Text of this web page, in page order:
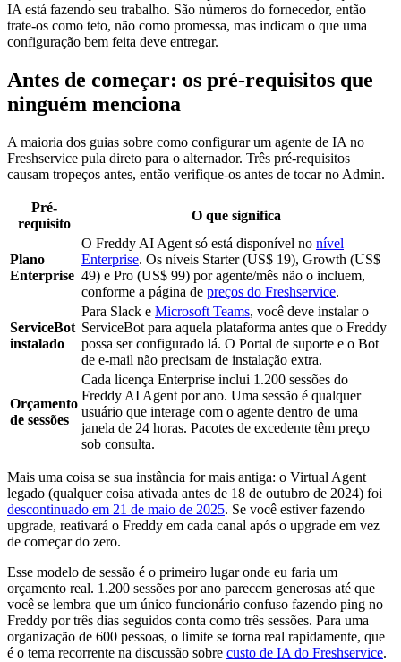
IA está fazendo seu trabalho. São números do fornecedor, então
trate-os como teto, não como promessa, mas indicam o que uma
configuração bem feita deve entregar.
Antes de começar: os pré-requisitos que
ninguém menciona
A maioria dos guias sobre como configurar um agente de IA no
Freshservice pula direto para o alternador. Três pré-requisitos
causam tropeços antes, então verifique-os antes de tocar no Admin.
Pré-
requisito
O que significa
Plano
Enterprise
O Freddy AI Agent só está disponível no nível
Enterprise. Os níveis Starter (US$ 19), Growth (US$
49) e Pro (US$ 99) por agente/mês não o incluem,
conforme a página de preços do Freshservice.
ServiceBot
instalado
Para Slack e Microsoft Teams, você deve instalar o
ServiceBot para aquela plataforma antes que o Freddy
possa ser configurado lá. O Portal de suporte e o Bot
de e-mail não precisam de instalação extra.
Orçamento
de sessões
Cada licença Enterprise inclui 1.200 sessões do
Freddy AI Agent por ano. Uma sessão é qualquer
usuário que interage com o agente dentro de uma
janela de 24 horas. Pacotes de excedente têm preço
sob consulta.
Mais uma coisa se sua instância for mais antiga: o Virtual Agent
legado (qualquer coisa ativada antes de 18 de outubro de 2024) foi
descontinuado em 21 de maio de 2025. Se você estiver fazendo
upgrade, reativará o Freddy em cada canal após o upgrade em vez
de começar do zero.
Esse modelo de sessão é o primeiro lugar onde eu faria um
orçamento real. 1.200 sessões por ano parecem generosas até que
você se lembra que um único funcionário confuso fazendo ping no
Freddy por três dias seguidos conta como três sessões. Para uma
organização de 600 pessoas, o limite se torna real rapidamente, que
é o tema recorrente na discussão sobre custo de IA do Freshservice.